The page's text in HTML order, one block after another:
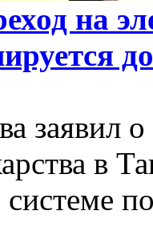
на
заявил
в